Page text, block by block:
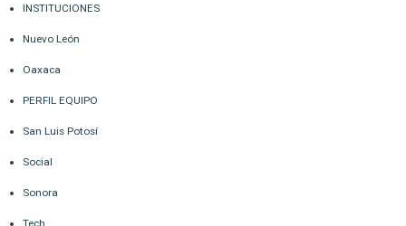
INSTITUCIONES
Nuevo León
Oaxaca
PERFIL EQUIPO
San Luis Potosí
Social
Sonora
Tech